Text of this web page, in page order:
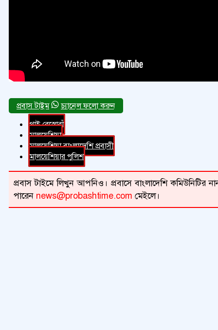
চ্যানেল ফলো করুন
থাই রেস্তোরাঁ
মালয়েশিয়া
মালয়েশিয়া বাংলাদেশি প্রবাসী
মালয়েশিয়ার পুলিশ
প্রবাস টাইমে লিখুন আপনিও। প্রবাসে বাংলাদেশি কমিউনিটির
পারেন news@probashtime.com মেইলে।